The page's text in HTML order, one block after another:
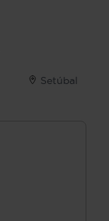
Setúbal